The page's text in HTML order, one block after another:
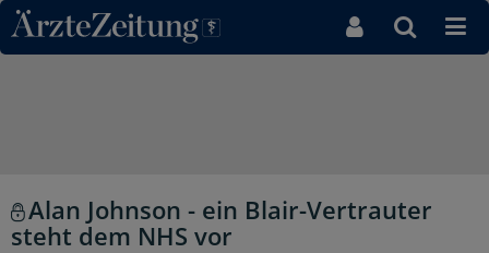
Direkt zum Inhaltsbereich
Alan Johnson - ein Blair-Vertrauter
steht dem NHS vor